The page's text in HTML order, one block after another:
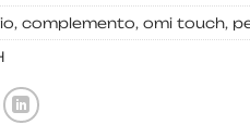
, complemento, omi touch,